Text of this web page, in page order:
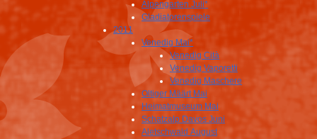
Alpengarten Juli*
Gladiatorenspiele
2011
Venedig Mai*
Venedig Cità
Venedig Vaporetti
Venedig Maschere
Oltiger Määrt Mai
Heimatmuseum Mai
Schatzalp Davos Juni
Aletschwald August